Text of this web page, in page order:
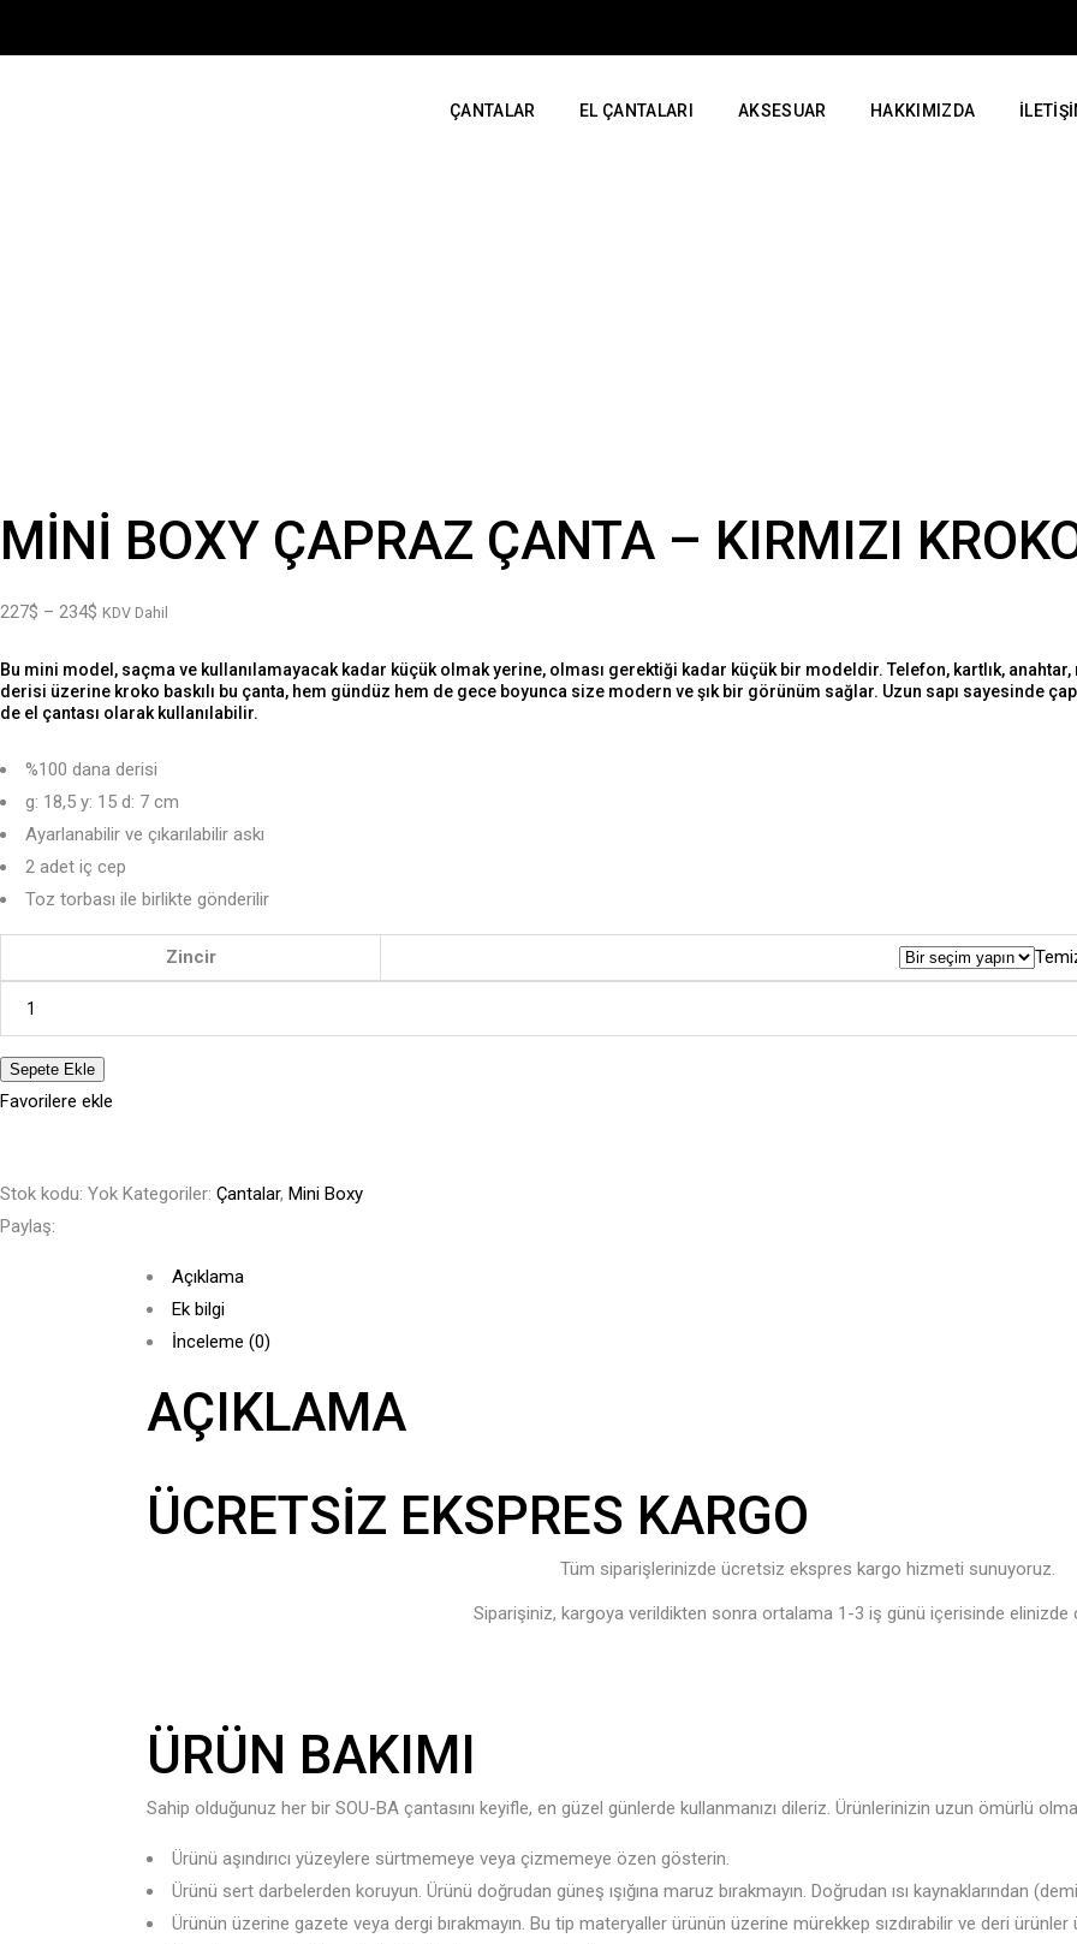
ÇANTALAR EL ÇANTALARI AKSESUAR HAKKIMIZDA
MINI BOXY ÇAPRAZ ÇANTA – KIRMIZI
227$ – 234$ KDV Dahil
Bu mini model, saçma ve kullanılamayacak kadar küçük olmak yerine, olması gerektiği kadar küçük bir modeldir. Telefon, kartlık, anahtar,
derisi üzerine kroko baskılı bu çanta, hem gündüz hem de gece boyunca size modern ve şık bir görünüm sağlar. Uzun sapı sayesinde
de el çantası olarak kullanılabilir.
%100 dana derisi
g: 18,5 y: 15 d: 7 cm
Ayarlanabilir ve çıkarılabilir askı
2 adet iç cep
Toz torbası ile birlikte gönderilir
Zincir
Çapraz
Çanta
Kroko
adet
Sepete Ekle
Favorilere ekle
Stok kodu: Yok Kategoriler: Çantalar, Mini Boxy
Paylaş:
Açıklama
Ek bilgi
İnceleme (0)
AÇIKLAMA
ÜCRETSIZ EKSPRES KARGO
Tüm siparişlerinizde ücretsiz ekspres kargo hizmeti sunuyoruz.
Siparişiniz, kargoya verildikten sonra ortalama 1-3 iş günü içerisinde elinizde
ÜRÜN BAKIMI
Sahip olduğunuz her bir SOU-BA çantasını keyifle, en güzel günlerde kullanmanızı dileriz. Ürünlerinizin uzun ömürlü
Ürünü aşındırıcı yüzeylere sürtmemeye veya çizmemeye özen gösterin.
Ürünü sert darbelerden koruyun. Ürünü doğrudan güneş ışığına maruz bırakmayın. Doğrudan ısı kaynaklarından
Ürünün üzerine gazete veya dergi bırakmayın. Bu tip materyaller ürünün üzerine mürekkep sızdırabilir ve deri ürünler